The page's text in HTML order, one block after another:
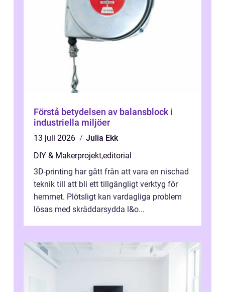
Förstå betydelsen av balansblock i
industriella miljöer
13 juli 2026
Julia Ekk
DIY & Makerprojekt,editorial
3D-printing har gått från att vara en nischad
teknik till att bli ett tillgängligt verktyg för
hemmet. Plötsligt kan vardagliga problem
lösas med skräddarsydda l&o...